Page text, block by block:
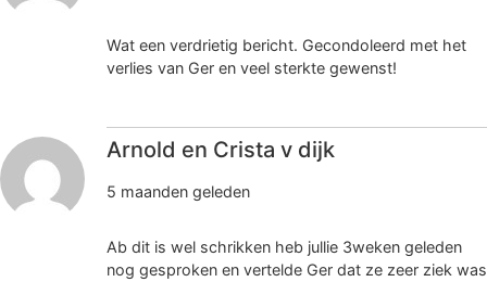
Wat een verdrietig bericht. Gecondoleerd met het
verlies van Ger en veel sterkte gewenst!
Arnold en Crista v dijk
5 maanden geleden
Ab dit is wel schrikken heb jullie 3weken geleden
nog gesproken en vertelde Ger dat ze zeer ziek was